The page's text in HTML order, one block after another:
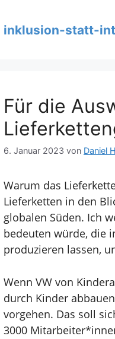
inklusion-statt-
Für die
6. Januar 2023 von Daniel
Warum das
Lieferketten in den
globalen Süden. Ich
bedeuten würde, die
produzieren lassen,
Wenn VW von
durch Kinder
vorgehen. Das soll
3000